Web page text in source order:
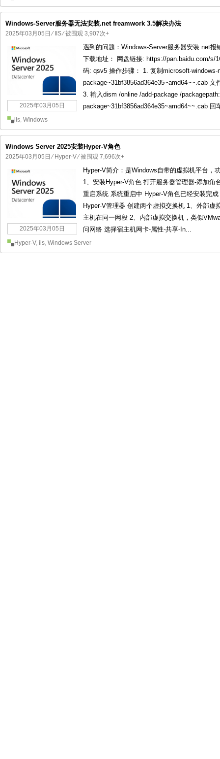
Windows-Server服务器无法安装.net freamwork 3.5解决办法
2025年03月05日 ⁄ IIS⁄ 被围观 3,907次+
2025年03月05日
遇到的问题：Windows-Server服务器安装.net
下载地址： 网盘链接: https://pan.baidu.com/s/
码: qsv5 操作步骤： 1. 复制microsoft-windows-
package~31bf3856ad364e35~amd64~~.cab
3. 输入dism /online /add-package /
package~31bf3856ad364e35~amd64~~.cab
iis, Windows
Windows Server 2025安装Hyper-V角色
2025年03月05日 ⁄ Hyper-V⁄ 被围观 7,696次+
2025年03月05日
Hyper-V简介：是Windows自带的虚拟机平台，
1、安装Hyper-V角色 打开服务器管理器-添加
重启系统 系统重启中 Hyper-V角色已经安装完
Hyper-V管理器 创建两个虚拟交换机 1、外部
主机在同一网段 2、内部虚拟交换机，类似
问网络 选择宿主机网卡-属性-共享-In...
Hyper-V, iis, Windows Server